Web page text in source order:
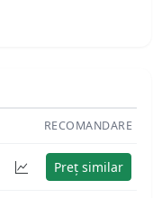
RECOMANDARE
Preț similar